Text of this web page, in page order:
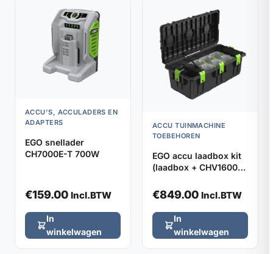
ACCU'S, ACCULADERS EN
ADAPTERS
EGO snellader
CH7000E-T 700W
€159.00 Incl.BTW
In
winkelwagen
ACCU TUINMACHINE
TOEBEHOREN
EGO accu laadbox kit
(laadbox + CHV1600E
€849.00 Incl.BTW
In
winkelwagen